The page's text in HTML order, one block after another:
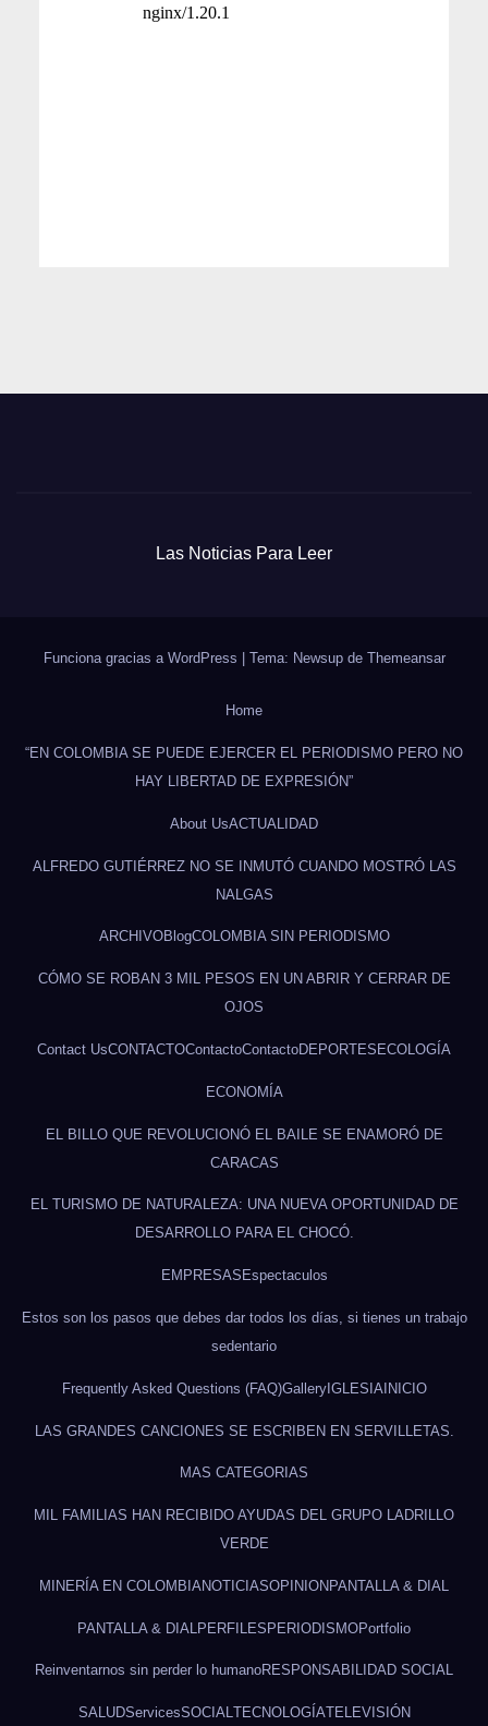
Las Noticias Para Leer
Funciona gracias a WordPress | Tema: Newsup de Themeansar
Home
“EN COLOMBIA SE PUEDE EJERCER EL PERIODISMO PERO NO
HAY LIBERTAD DE EXPRESIÓN”
About UsACTUALIDAD
ALFREDO GUTIÉRREZ NO SE INMUTÓ CUANDO MOSTRÓ LAS
NALGAS
ARCHIVOBlogCOLOMBIA SIN PERIODISMO
CÓMO SE ROBAN 3 MIL PESOS EN UN ABRIR Y CERRAR DE
OJOS
Contact UsCONTACTOContactoContactoDEPORTESECOLOGÍA
ECONOMÍA
EL BILLO QUE REVOLUCIONÓ EL BAILE SE ENAMORÓ DE
CARACAS
EL TURISMO DE NATURALEZA: UNA NUEVA OPORTUNIDAD DE
DESARROLLO PARA EL CHOCÓ.
EMPRESASEspectaculos
Estos son los pasos que debes dar todos los días, si tienes un trabajo
sedentario
Frequently Asked Questions (FAQ)GalleryIGLESIAINICIO
LAS GRANDES CANCIONES SE ESCRIBEN EN SERVILLETAS.
MAS CATEGORIAS
MIL FAMILIAS HAN RECIBIDO AYUDAS DEL GRUPO LADRILLO
VERDE
MINERÍA EN COLOMBIANOTICIASOPINIONPANTALLA & DIAL
PANTALLA & DIAL PERFILESPERIODISMOPortfolio
Reinventarnos sin perder lo humanoRESPONSABILIDAD SOCIAL
SALUDServicesSOCIAL TECNOLOGÍATELEVISIÓN